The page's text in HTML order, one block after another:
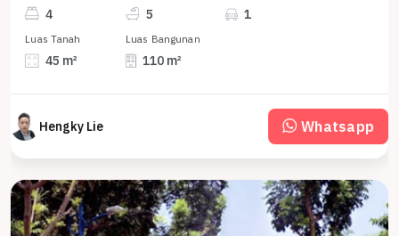
4 5 1
Luas Tanah
45 m²
Luas Bangunan
110 m²
Hengky Lie Whatsapp